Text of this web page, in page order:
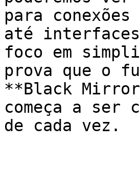
para
até interfaces
foco em
prova que o
**Black
começa a ser
de cada vez.